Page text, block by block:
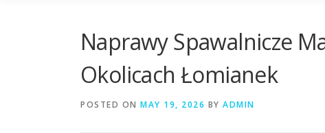
Naprawy Spawalnicze
Okolicach Łomianek
POSTED ON MAY 19, 2026 BY ADMIN